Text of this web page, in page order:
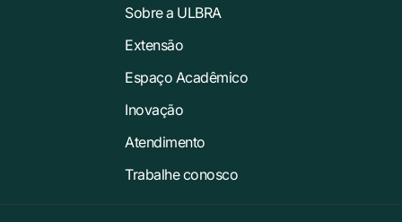
Sobre a ULBRA
Extensão
Espaço Acadêmico
Inovação
Atendimento
Trabalhe conosco